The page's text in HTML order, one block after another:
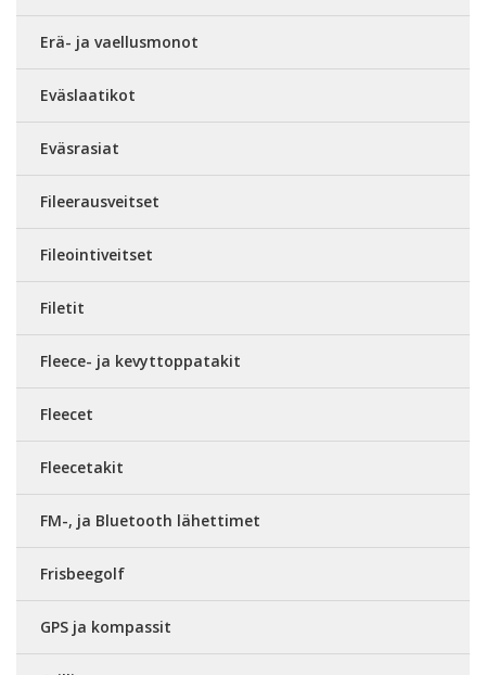
Erä- ja vaellusmonot
Eväslaatikot
Eväsrasiat
Fileerausveitset
Fileointiveitset
Filetit
Fleece- ja kevyttoppatakit
Fleecet
Fleecetakit
FM-, ja Bluetooth lähettimet
Frisbeegolf
GPS ja kompassit